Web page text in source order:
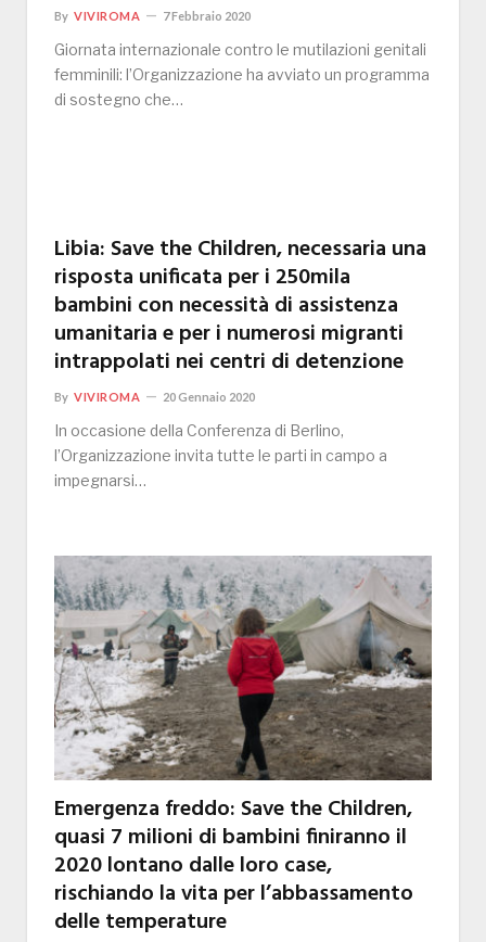
By VIVIROMA 7 Febbraio 2020
Giornata internazionale contro le mutilazioni genitali
femminili: l’Organizzazione ha avviato un programma
di sostegno che…
Libia: Save the Children, necessaria una
risposta unificata per i 250mila
bambini con necessità di assistenza
umanitaria e per i numerosi migranti
intrappolati nei centri di detenzione
By VIVIROMA 20 Gennaio 2020
In occasione della Conferenza di Berlino,
l’Organizzazione invita tutte le parti in campo a
impegnarsi…
Emergenza freddo: Save the Children,
quasi 7 milioni di bambini finiranno il
2020 lontano dalle loro case,
rischiando la vita per l’abbassamento
delle temperature